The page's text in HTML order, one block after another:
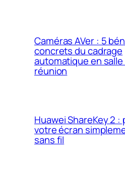
Caméras AVer : 5
concrets du cadrage
automatique en salle
réunion
Huawei ShareKey 2 :
votre écran
sans fil